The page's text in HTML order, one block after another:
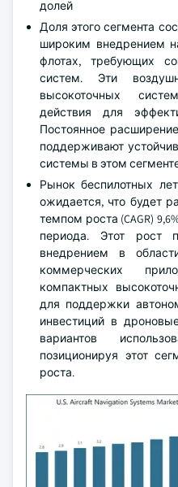
долей
Доля этого сегмента
широким внедрением
флотах, требующих
систем. Эти
высокоточных
действия для
Постоянное
поддерживают
системы в этом
Рынок беспилотных
ожидается, что будет
темпом роста (CAGR)
периода. Этот рост
внедрением в
коммерческих
компактных
для поддержки
инвестиций в
вариантов
позиционируя этот
роста.